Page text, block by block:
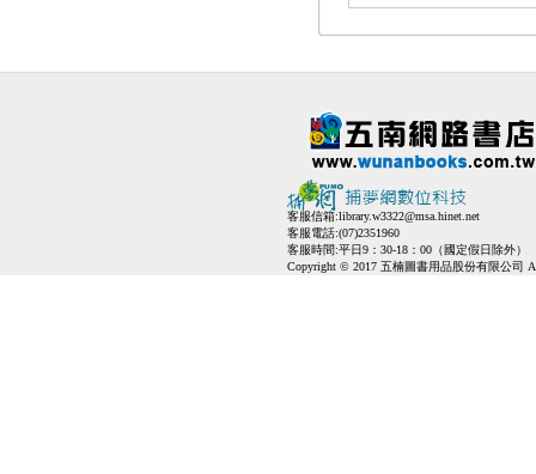
客服信箱:library.w3322@msa.hinet.net
客服電話:(07)2351960
客服時間:平日9：30-18：00（國定假日除外）
Copyright © 2017 五楠圖書用品股份有限公司